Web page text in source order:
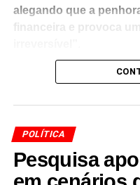
alegando que a
financeira e provoca
Na manifestação
seria ilegal,
utilizados para sua
cotidiano. O recurso
suspensão da penhora
análise.
POLÍTICA
Pesquisa